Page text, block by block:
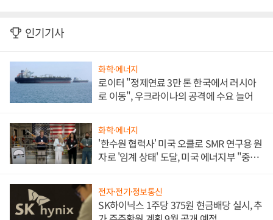
인기기사
화학·에너지
로이터 "정제연료 3만 톤 한국에서 러시아
로 이동", 우크라이나의 공격에 수요 늘어
화학·에너지
'한수원 협력사' 미국 오클로 SMR 연구용 원
자로 '임계 상태' 도달, 미국 에너지부 "중요
전자·전기·정보통신
SK하이닉스 1주당 375원 현금배당 실시, 추